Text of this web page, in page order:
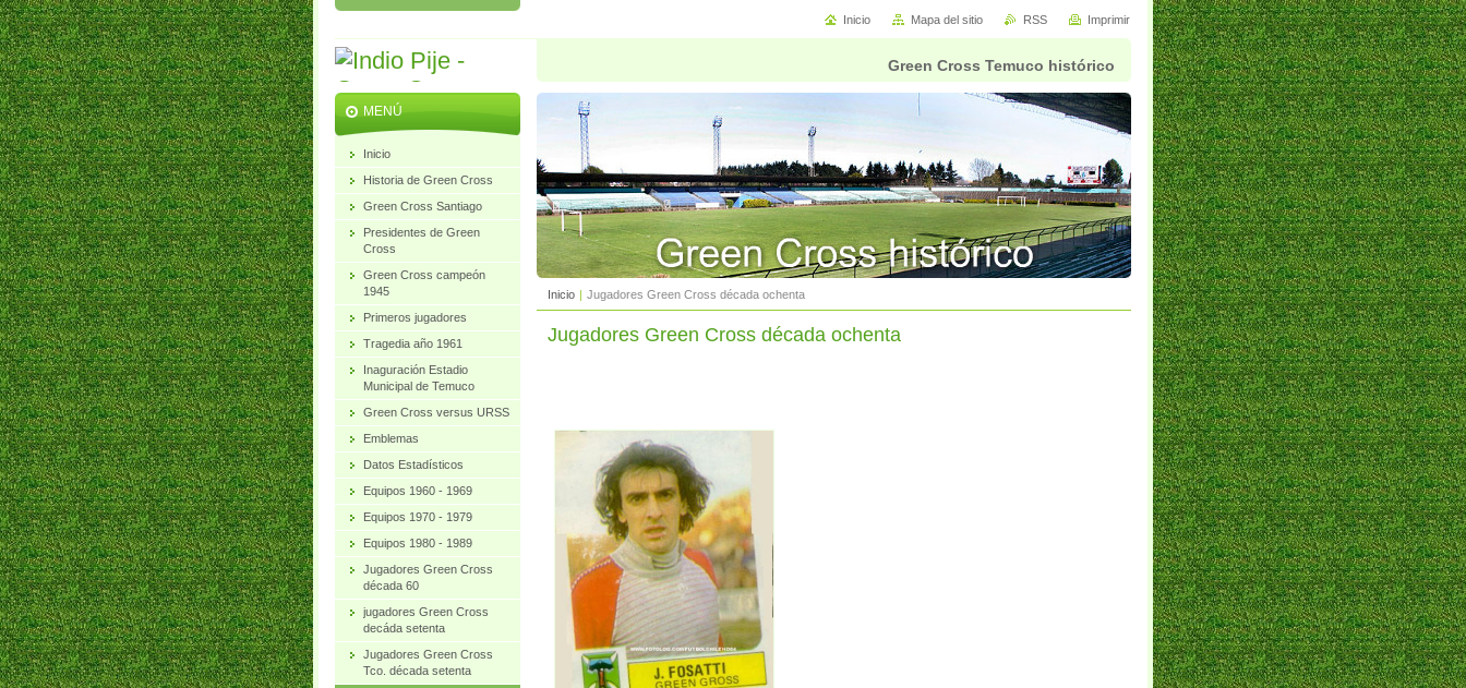
Green Cross Temuco histórico
Inicio | Jugadores Green Cross década ochenta
Jugadores Green Cross década ochenta
MENÚ
Inicio
Historia de Green Cross
Green Cross Santiago
Presidentes de Green
Cross
Green Cross campeón
1945
Primeros jugadores
Tragedia año 1961
Inaguración Estadio
Municipal de Temuco
Green Cross versus URSS
Emblemas
Datos Estadísticos
Equipos 1960 - 1969
Equipos 1970 - 1979
Equipos 1980 - 1989
Jugadores Green Cross
década 60
jugadores Green Cross
decáda setenta
Jugadores Green Cross
Tco. década setenta
Inicio Mapa del sitio RSS Imprimir